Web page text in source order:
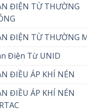
ĐIỆN TỪ THƯỜNG
ĐIỆN TỪ THƯỜNG
Điện Từ UNID
ĐIỀU ÁP KHÍ NÉN
ĐIỀU ÁP KHÍ NÉN